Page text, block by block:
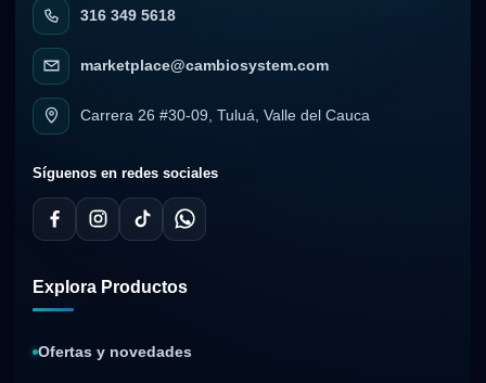
316 349 5618
marketplace@cambiosystem.com
Carrera 26 #30-09, Tuluá, Valle del Cauca
Síguenos en redes sociales
Explora Productos
Ofertas y novedades